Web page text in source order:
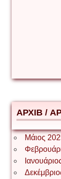
АРХІВ /
Μάιος